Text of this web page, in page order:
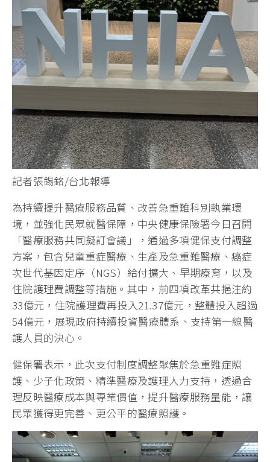
記者張錫銘/台北報導
為持續提升醫療服務品質、改善急重難科別執業環
境，並強化民眾就醫保障，中央健康保險署今日召開
「醫療服務共同擬訂會議」，通過多項健保支付調整
方案，包含兒童重症醫療、生產及急重難醫療、癌症
次世代基因定序（NGS）給付擴大、早期療育，以及
住院護理費調整等措施。其中，前四項改革共挹注約
33億元，住院護理費再投入21.37億元，整體投入超過
54億元，展現政府持續投資醫療體系、支持第一線醫
護人員的決心。
健保署表示，此次支付制度調整聚焦於急重難症照
護、少子化政策、精準醫療及護理人力支持，透過合
理反映醫療成本與專業價值，提升醫療服務量能，讓
民眾獲得更完善、更公平的醫療照護。